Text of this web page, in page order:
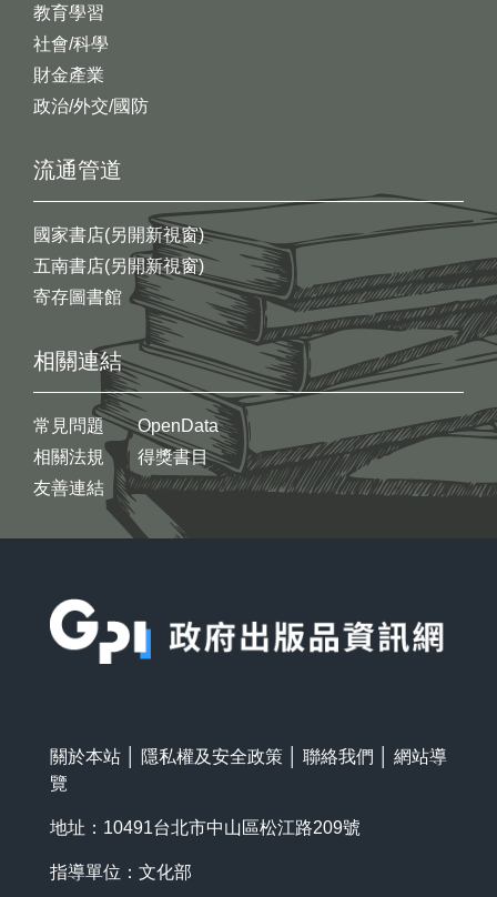
教育學習
社會/科學
財金產業
政治/外交/國防
流通管道
國家書店(另開新視窗)
五南書店(另開新視窗)
寄存圖書館
相關連結
常見問題
相關法規
友善連結
OpenData
得獎書目
關於本站 隱私權及安全政策 聯絡我們
網站導
覽
地址：10491台北市中山區松江路209號
指導單位：文化部